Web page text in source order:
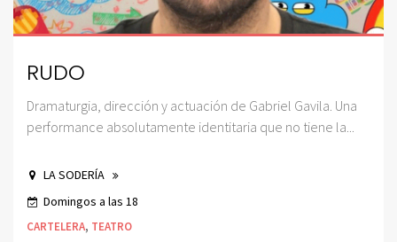
RUDO
Dramaturgia, dirección y actuación de Gabriel Gavila. Una
performance absolutamente identitaria que no tiene la...
LA SODERÍA
Domingos a las 18
CARTELERA, TEATRO